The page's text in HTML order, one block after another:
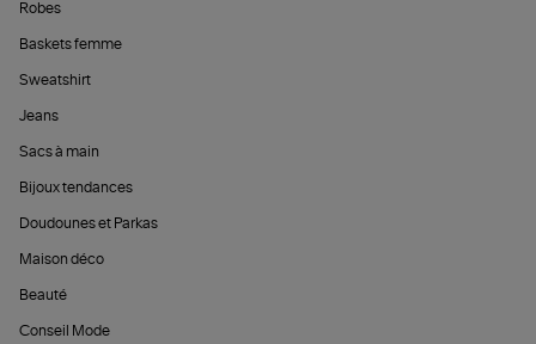
Robes
Baskets femme
Sweatshirt
Jeans
Sacs à main
Bijoux tendances
Doudounes et Parkas
Maison déco
Beauté
Conseil Mode